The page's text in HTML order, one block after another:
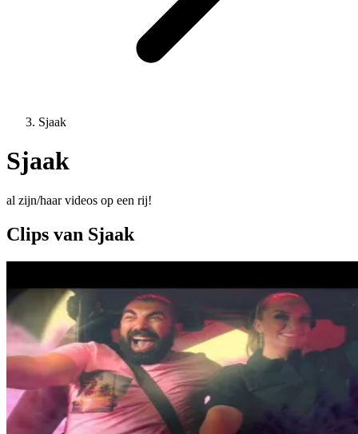
Sjaak
Sjaak
al zijn/haar videos op een rij!
Clips van Sjaak